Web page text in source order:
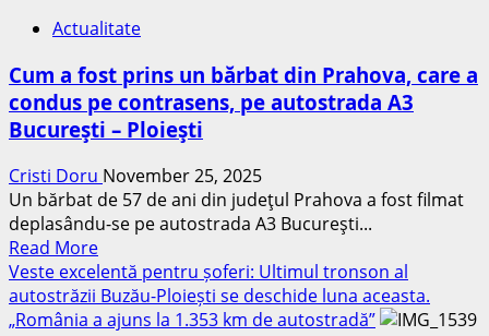
ani
putea
românii
să
în
Grecia
în
doar
cinci
ore.
Acord
Actualitate
Cum a fost prins un bărbat din Prahova, care a
condus pe contrasens, pe autostrada A3
Bucureşti – Ploieşti
Cristi Doru November 25, 2025
Un bărbat de 57 de ani din judeţul Prahova a fost filmat
deplasându-se pe autostrada A3 Bucureşti...
Read MoreRead
more
about
Cum
Veste excelentă pentru șoferi: Ultimul tronson al
autostrăzii Buzău-Ploiești se deschide luna aceasta.
„România a ajuns la 1.353 km de autostradă”